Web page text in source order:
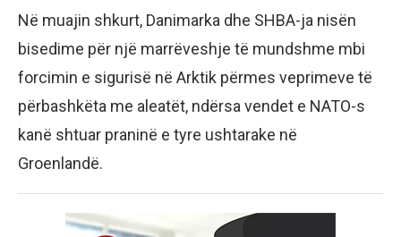
Në muajin shkurt, Danimarka dhe SHBA-ja nisën
bisedime për një marrëveshje të mundshme mbi
forcimin e sigurisë në Arktik përmes veprimeve të
përbashkëta me aleatët, ndërsa vendet e NATO-s
kanë shtuar praninë e tyre ushtarake në
Groenlandë.